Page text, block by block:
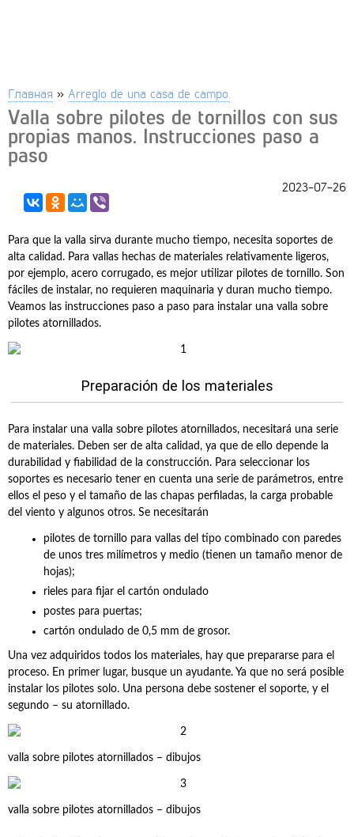
Главная » Arreglo de una casa de campo.
Valla sobre pilotes de tornillos con sus
propias manos. Instrucciones paso a
paso
2023-07-26
Para que la valla sirva durante mucho tiempo, necesita soportes de
alta calidad. Para vallas hechas de materiales relativamente ligeros,
por ejemplo, acero corrugado, es mejor utilizar pilotes de tornillo. Son
fáciles de instalar, no requieren maquinaria y duran mucho tiempo.
Veamos las instrucciones paso a paso para instalar una valla sobre
pilotes atornillados.
Preparación de los materiales
Para instalar una valla sobre pilotes atornillados, necesitará una serie
de materiales. Deben ser de alta calidad, ya que de ello depende la
durabilidad y fiabilidad de la construcción. Para seleccionar los
soportes es necesario tener en cuenta una serie de parámetros, entre
ellos el peso y el tamaño de las chapas perfiladas, la carga probable
del viento y algunos otros. Se necesitarán
pilotes de tornillo para vallas del tipo combinado con paredes
de unos tres milímetros y medio (tienen un tamaño menor de
hojas);
rieles para fijar el cartón ondulado
postes para puertas;
cartón ondulado de 0,5 mm de grosor.
Una vez adquiridos todos los materiales, hay que prepararse para el
proceso. En primer lugar, busque un ayudante. Ya que no será posible
instalar los pilotes solo. Una persona debe sostener el soporte, y el
segundo – su atornillado.
valla sobre pilotes atornillados – dibujos
valla sobre pilotes atornillados – dibujos